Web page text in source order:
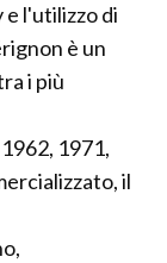
e l'utilizzo di
è un
i più
1971,
il